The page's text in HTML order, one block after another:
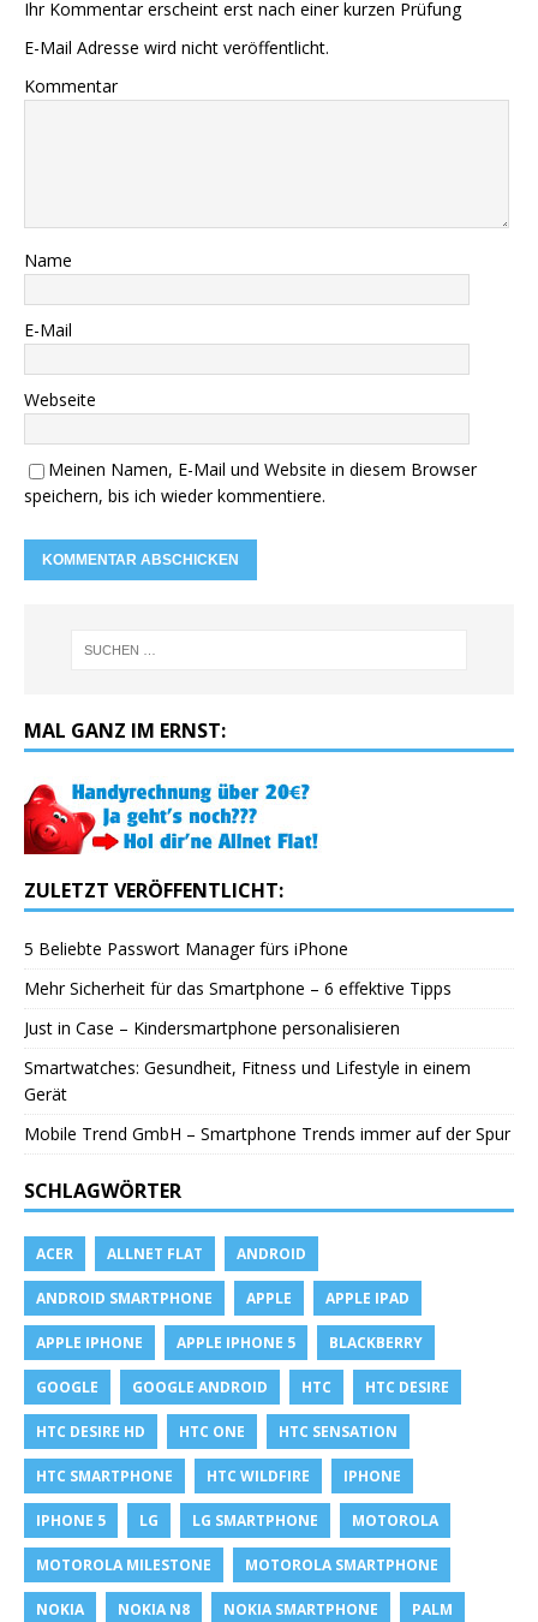
Ihr Kommentar erscheint erst nach einer kurzen Prüfung
E-Mail Adresse wird nicht veröffentlicht.
Kommentar
Name
E-Mail
Webseite
Meinen Namen, E-Mail und Website in diesem Browser
speichern, bis ich wieder kommentiere.
MAL GANZ IM ERNST:
ZULETZT VERÖFFENTLICHT:
5 Beliebte Passwort Manager fürs iPhone
Mehr Sicherheit für das Smartphone – 6 effektive Tipps
Just in Case – Kindersmartphone personalisieren
Smartwatches: Gesundheit, Fitness und Lifestyle in einem
Gerät
Mobile Trend GmbH – Smartphone Trends immer auf der Spur
SCHLAGWÖRTER
ACER ALLNET FLAT ANDROID
ANDROID SMARTPHONE APPLE APPLE IPAD
APPLE IPHONE APPLE IPHONE 5 BLACKBERRY
GOOGLE GOOGLE ANDROID HTC HTC DESIRE
HTC DESIRE HD HTC ONE HTC SENSATION
HTC SMARTPHONE HTC WILDFIRE IPHONE
IPHONE 5 LG LG SMARTPHONE MOTOROLA
MOTOROLA MILESTONE MOTOROLA SMARTPHONE
NOKIA NOKIA N8 NOKIA SMARTPHONE PALM